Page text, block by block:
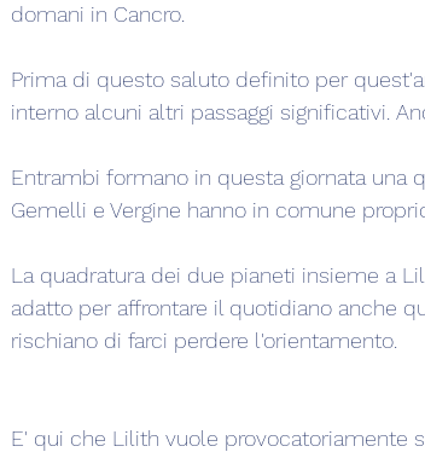
domani in Cancro.
Prima di questo saluto definito per
interno alcuni altri passaggi significativi.
Entrambi formano in questa giornata una
Gemelli e Vergine hanno in comune
La quadratura dei due pianeti insieme a
adatto per affrontare il quotidiano anche
rischiano di farci perdere l'orientamento.
E' qui che Lilith vuole provocatoriamente